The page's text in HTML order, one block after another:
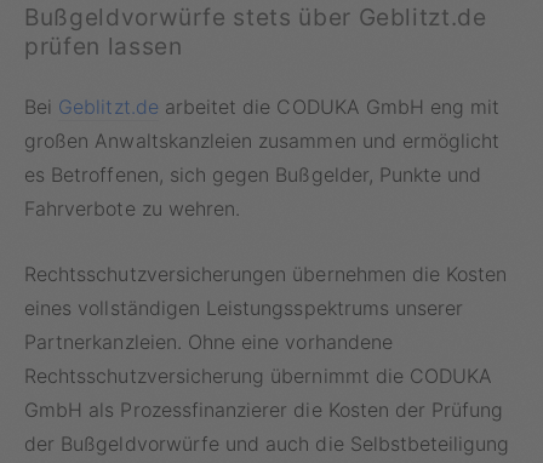
Bußgeldvorwürfe stets über Geblitzt.de
prüfen lassen
Bei Geblitzt.de arbeitet die CODUKA GmbH eng mit
großen Anwaltskanzleien zusammen und ermöglicht
es Betroffenen, sich gegen Bußgelder, Punkte und
Fahrverbote zu wehren.
Rechtsschutzversicherungen übernehmen die Kosten
eines vollständigen Leistungsspektrums unserer
Partnerkanzleien. Ohne eine vorhandene
Rechtsschutzversicherung übernimmt die CODUKA
GmbH als Prozessfinanzierer die Kosten der Prüfung
der Bußgeldvorwürfe und auch die Selbstbeteiligung